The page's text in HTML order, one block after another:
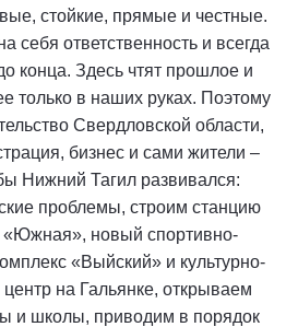
стойкие, прямые и честные.
себя ответственность и всегда
конца. Здесь чтят прошлое и
только в наших руках. Поэтому
Свердловской области,
бизнес и сами жители –
Нижний Тагил развивался:
проблемы, строим станцию
«Южная», новый спортивно-
«Выйский» и культурно-
на Гальянке, открываем
и школы, приводим в порядок